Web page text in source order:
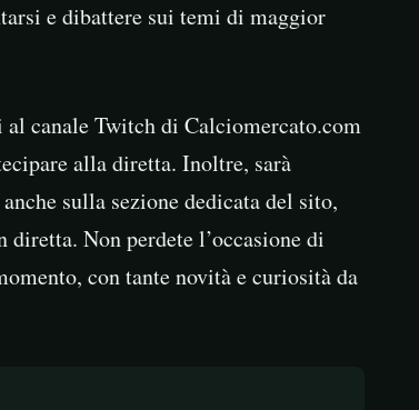
e dibattere sui temi di maggior
canale Twitch di Calciomercato.com
alla diretta. Inoltre, sarà
sulla sezione dedicata del sito,
Non perdete l’occasione di
con tante novità e curiosità da